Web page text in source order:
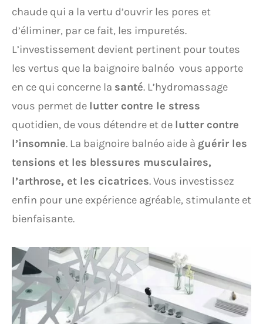
chaude qui a la vertu d’ouvrir les pores et
d’éliminer, par ce fait, les impuretés.
L’investissement devient pertinent pour toutes
les vertus que la baignoire balnéo vous apporte
en ce qui concerne la santé. L’hydromassage
vous permet de lutter contre le stress
quotidien, de vous détendre et de lutter contre
l’insomnie. La baignoire balnéo aide à guérir les
tensions et les blessures musculaires,
l’arthrose, et les cicatrices. Vous investissez
enfin pour une expérience agréable, stimulante et
bienfaisante.